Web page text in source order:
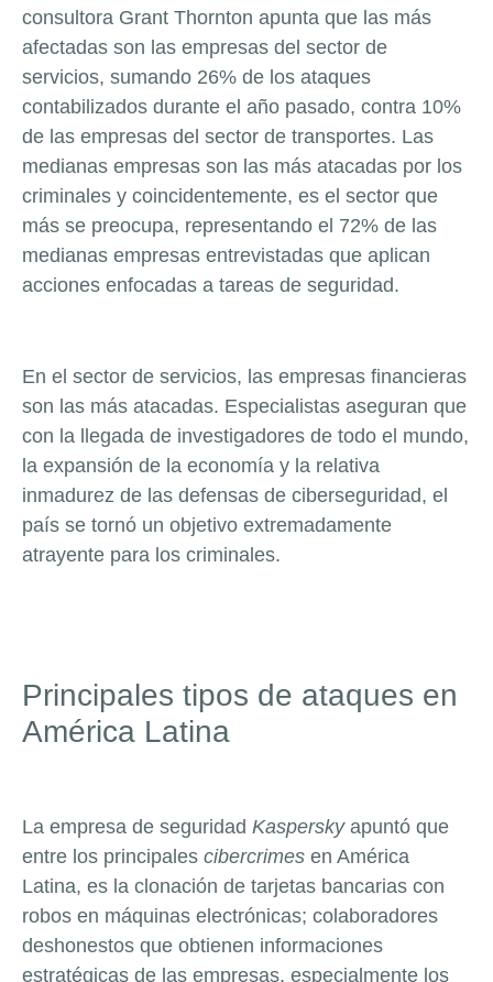
consultora Grant Thornton apunta que las más
afectadas son las empresas del sector de
servicios, sumando 26% de los ataques
contabilizados durante el año pasado, contra 10%
de las empresas del sector de transportes. Las
medianas empresas son las más atacadas por los
criminales y coincidentemente, es el sector que
más se preocupa, representando el 72% de las
medianas empresas entrevistadas que aplican
acciones enfocadas a tareas de seguridad.
En el sector de servicios, las empresas financieras
son las más atacadas. Especialistas aseguran que
con la llegada de investigadores de todo el mundo,
la expansión de la economía y la relativa
inmadurez de las defensas de ciberseguridad, el
país se tornó un objetivo extremadamente
atrayente para los criminales.
Principales tipos de ataques en
América Latina
La empresa de seguridad Kasperskyapuntó que
entre los principales cibercrimes en América
Latina, es la clonación de tarjetas bancarias con
robos en máquinas electrónicas; colaboradores
deshonestos que obtienen informaciones
estratégicas de las empresas, especialmente los